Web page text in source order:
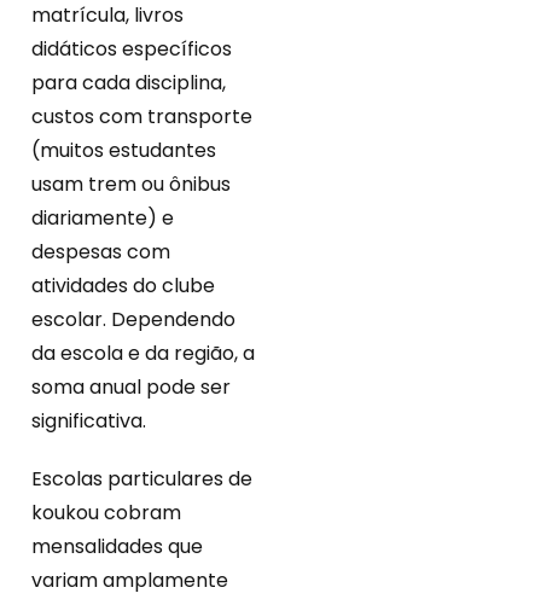
matrícula, livros
didáticos específicos
para cada disciplina,
custos com transporte
(muitos estudantes
usam trem ou ônibus
diariamente) e
despesas com
atividades do clube
escolar. Dependendo
da escola e da região, a
soma anual pode ser
significativa.
Escolas particulares de
koukou cobram
mensalidades que
variam amplamente